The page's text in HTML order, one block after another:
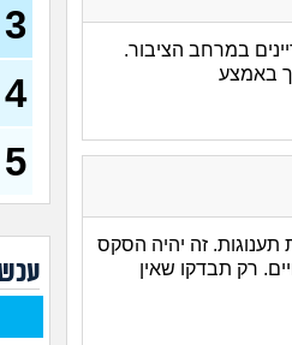
במרחב הציבור.
באמצע
תענוגות. זה יהיה הסקס
רק תבדקו שאין
28)
19)
אח
3
4
5